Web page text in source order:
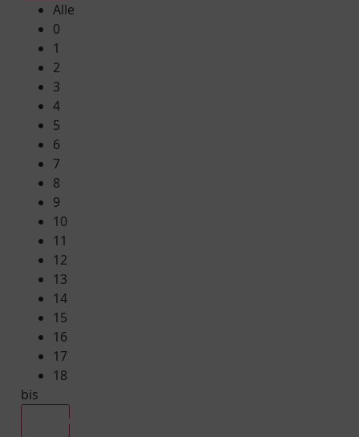
Alle
0
1
2
3
4
5
6
7
8
9
10
11
12
13
14
15
16
17
18
bis